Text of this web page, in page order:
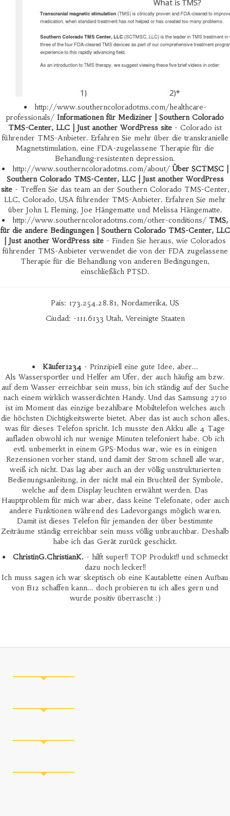
http://www.southerncoloradotms.com/healthcare-
professionals/ Informationen für Mediziner | Southern Colorado
TMS-Center, LLC | Just another WordPress site - Colorado ist
führender TMS-Anbieter. Erfahren Sie mehr über die transkranielle
Magnetstimulation, eine FDA-zugelassene Therapie für die
Behandlung-resistenten depression.
http://www.southerncoloradotms.com/about/Über SCTMSC |
Southern Colorado TMS-Center, LLC | Just another WordPress
site- Treffen Sie das team an der Southern Colorado TMS-Center,
LLC, Colorado, USA führender TMS-Anbieter. Erfahren Sie mehr
über John L Fleming, Joe Hängematte und Melissa Hängematte.
http://www.southerncoloradotms.com/other-conditions/ TMS,
für die andere Bedingungen | Southern Colorado TMS-Center, LLC
| Just another WordPress site - Finden Sie heraus, wie Colorados
führender TMS-Anbieter verwendet die von der FDA zugelassene
Therapie für die Behandlung von anderen Bedingungen,
einschließlich PTSD.
País: 173.254.28.81, Nordamerika, US
Ciudad: -111.6133 Utah, Vereinigte Staaten
Käufer1234- Prinzipiell eine gute Idee, aber...
Als Wassersportler und Helfer am Ufer, der auch häufig am bzw.
auf dem Wasser erreichbar sein muss, bin ich ständig auf der Suche
nach einem wirklich wasserdichten Handy. Und das Samsung 2710
ist im Moment das einzige bezahlbare Mobiltelefon welches auch
die höchsten Dichtigkeitswerte bietet. Aber das ist auch schon alles,
was für dieses Telefon spricht. Ich musste den Akku alle 4 Tage
aufladen obwohl ich nur wenige Minuten telefoniert habe. Ob ich
evtl. unbemerkt in einem GPS-Modus war, wie es in einigen
Rezensionen vorher stand, und damit der Strom schnell alle war,
weiß ich nicht. Das lag aber auch an der völlig unstrukturierten
Bedienungsanleitung, in der nicht mal ein Bruchteil der Symbole,
welche auf dem Display leuchten erwähnt werden. Das
Hauptproblem für mich war aber, dass keine Telefonate, oder auch
andere Funktionen während des Ladevorgangs möglich waren.
Damit ist dieses Telefon für jemanden der über bestimmte
Zeiträume ständig erreichbar sein muss völlig unbrauchbar. Deshalb
habe ich das Gerät zurück geschickt.
ChristinG.ChristianK. - hilft super!! TOP Produkt!! und schmeckt
dazu noch lecker!!
Ich muss sagen ich war skeptisch ob eine Kautablette einen Aufbau
von B12 schaffen kann... doch probieren tu ich alles gern und
wurde positiv überrascht :)